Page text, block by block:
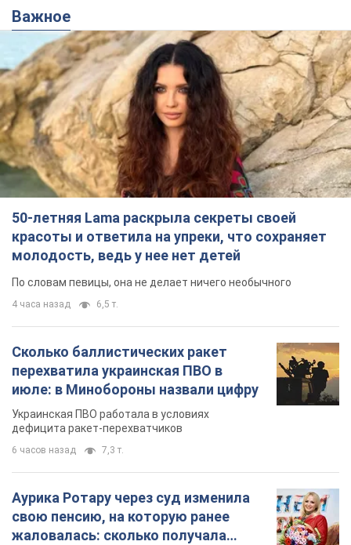
Важное
50-летняя Lama раскрыла секреты своей
красоты и ответила на упреки, что сохраняет
молодость, ведь у нее нет детей
По словам певицы, она не делает ничего необычного
4 часа назад 6,5 т.
Сколько баллистических ракет
перехватила украинская ПВО в
июле: в Минобороны назвали цифру
Украинская ПВО работала в условиях
дефицита ракет-перехватчиков
6 часов назад 7,3 т.
Аурика Ротару через суд изменила
свою пенсию, на которую ранее
жаловалась: сколько получала